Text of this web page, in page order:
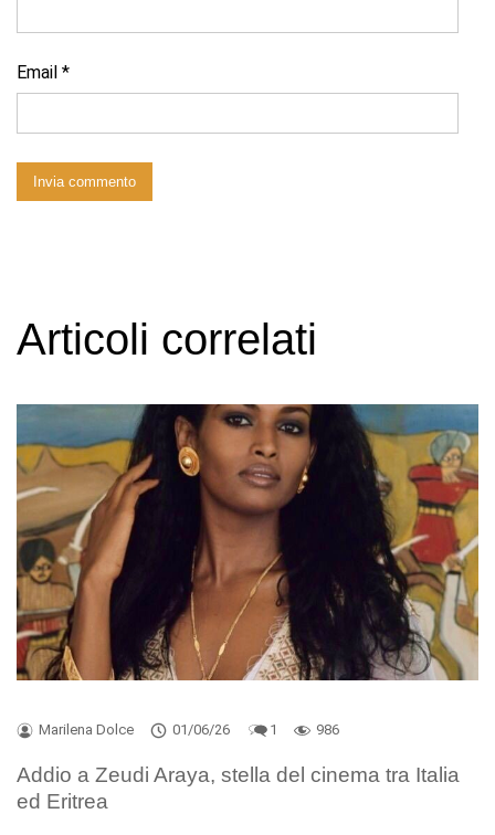
Email *
Articoli correlati
Marilena Dolce 01/06/26 1 986
Addio a Zeudi Araya, stella del cinema tra Italia
ed Eritrea